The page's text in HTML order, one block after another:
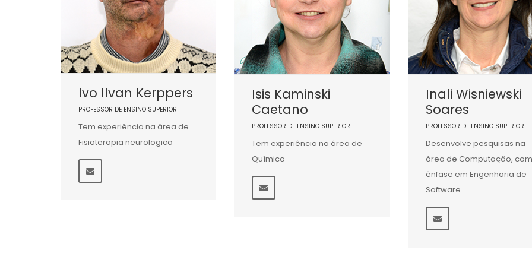
Ivo Ilvan Kerppers
PROFESSOR DE ENSINO SUPERIOR
Tem experiência na área de
Fisioterapia neurologica
Isis Kaminski
Caetano
PROFESSOR DE ENSINO SUPERIOR
Tem experiência na área de
Química
Inali Wisniewski
Soares
PROFESSOR DE ENSINO SUPERIOR
Desenvolve pesquisas na
área de Computação, com
ênfase em Engenharia de
Software.